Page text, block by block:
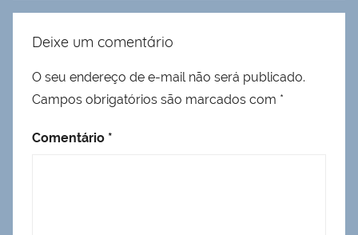
Deixe um comentário
O seu endereço de e-mail não será publicado.
Campos obrigatórios são marcados com *
Comentário *